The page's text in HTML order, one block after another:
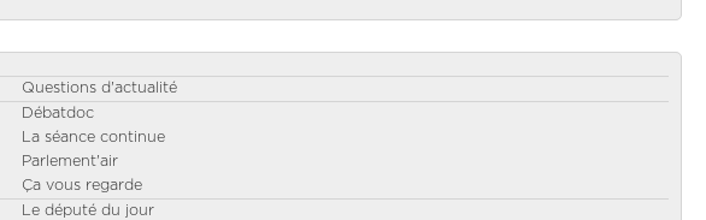
Questions d'actualité
Débatdoc
La séance continue
Parlement'air
Ça vous regarde
Le député du jour